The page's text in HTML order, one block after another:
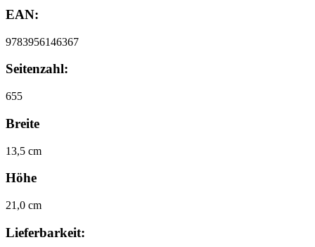
EAN:
9783956146367
Seitenzahl:
655
Breite
13,5 cm
Höhe
21,0 cm
Lieferbarkeit: